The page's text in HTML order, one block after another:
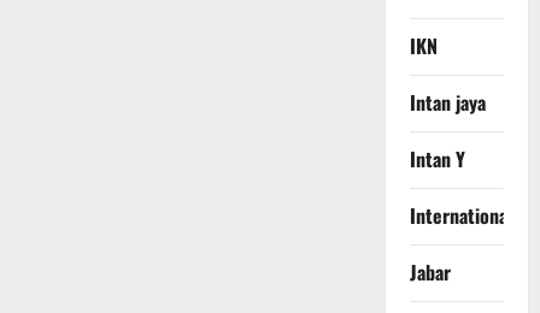
IKN
Intan jaya
Intan Y
International
Jabar